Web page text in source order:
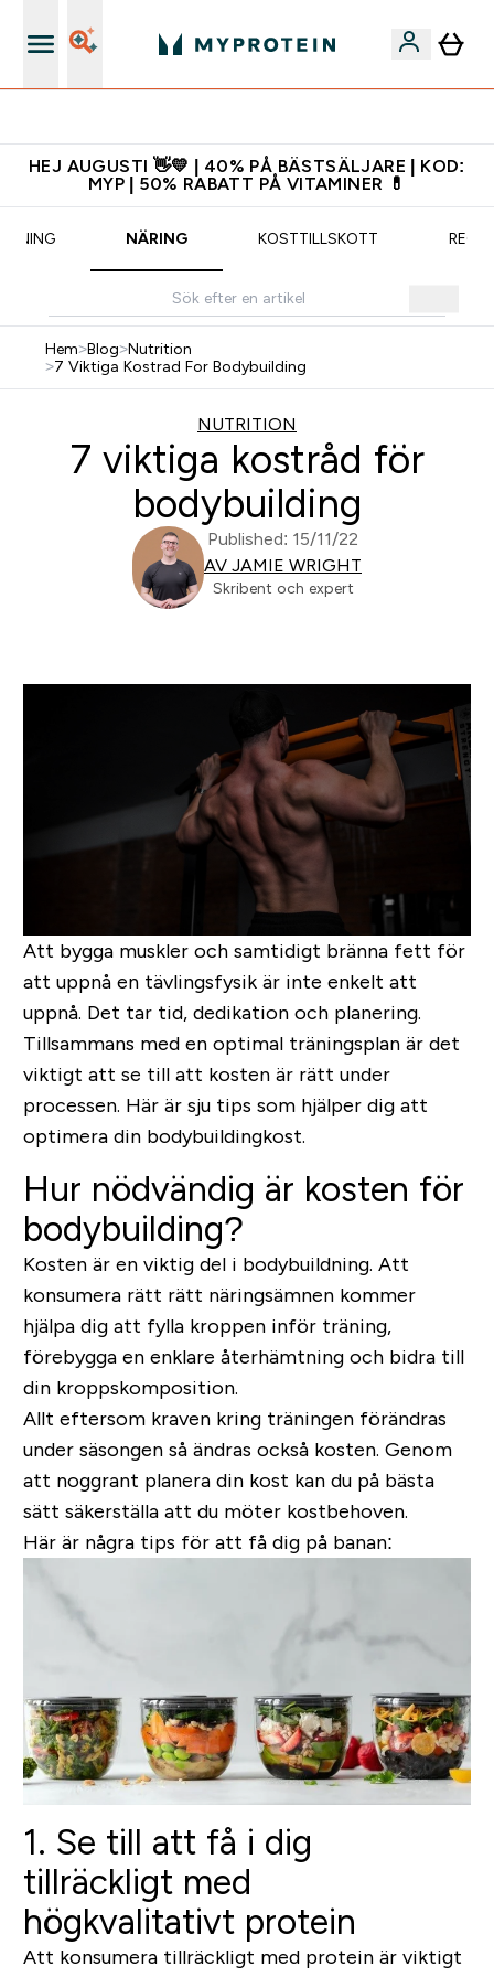
HEJ AUGUSTI 👋💛 | 40% PÅ BÄSTSÄLJARE | KOD:
MYP | 50% RABATT PÅ VITAMINER 💊
NÄRING KOSTTILLSKOTT
Hem>Blog>Nutrition
>7 Viktiga Kostrad For Bodybuilding
NUTRITION
7 viktiga kostråd för
bodybuilding
Published: 15/11/22
AV JAMIE WRIGHT
Skribent och expert
Att bygga muskler och samtidigt bränna fett för
att uppnå en tävlingsfysik är inte enkelt att
uppnå. Det tar tid, dedikation och planering.
Tillsammans med en optimal träningsplan är det
viktigt att se till att kosten är rätt under
processen. Här är sju tips som hjälper dig att
optimera din bodybuildingkost.
Hur nödvändig är kosten för
bodybuilding?
Kosten är en viktig del i bodybuildning. Att
konsumera rätt rätt näringsämnen kommer
hjälpa dig att fylla kroppen inför träning,
förebygga en enklare återhämtning och bidra till
din kroppskomposition.
Allt eftersom kraven kring träningen förändras
under säsongen så ändras också kosten. Genom
att noggrant planera din kost kan du på bästa
sätt säkerställa att du möter kostbehoven.
Här är några tips för att få dig på banan:
1. Se till att få i dig
tillräckligt med
högkvalitativt protein
Att konsumera tillräckligt med protein är viktigt